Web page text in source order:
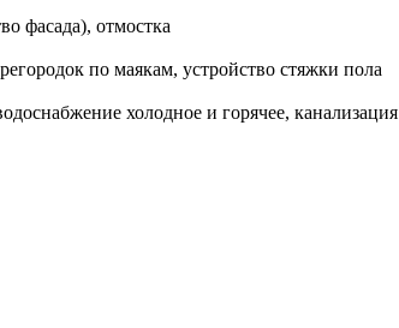
фасада), отмостка
по маякам, устройство стяжки пола
холодное и горячее, канализация